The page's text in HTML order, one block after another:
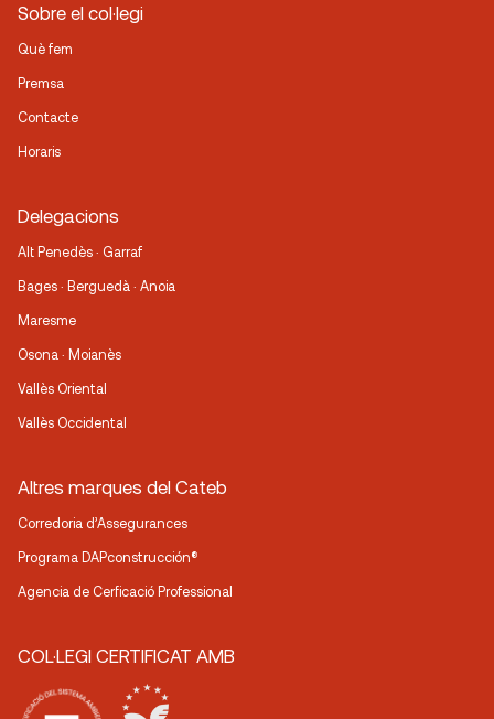
Sobre el col·legi
Què fem
Premsa
Contacte
Horaris
Delegacions
Alt Penedès · Garraf
Bages · Berguedà · Anoia
Maresme
Osona · Moianès
Vallès Oriental
Vallès Occidental
Altres marques del Cateb
Corredoria d’Assegurances
Programa DAPconstrucción®
Agencia de Cerficació Professional
COL·LEGI CERTIFICAT AMB